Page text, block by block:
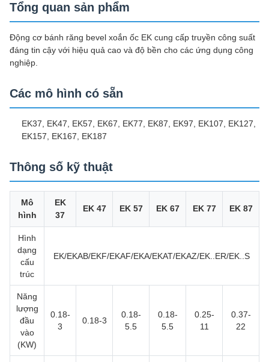
Tổng quan sản phẩm
Động cơ bánh răng bevel xoắn ốc EK cung cấp truyền công suất
đáng tin cậy với hiệu quả cao và độ bền cho các ứng dụng công
nghiệp.
Các mô hình có sẵn
EK37, EK47, EK57, EK67, EK77, EK87, EK97, EK107, EK127,
EK157, EK167, EK187
Thông số kỹ thuật
Mô
hình
EK
37
EK 47 EK 57 EK 67 EK 77 EK 87
Hình
dạng
cấu
trúc
EK/EKAB/EKF/EKAF/EKA/EKAT/EKAZ/EK..ER/EK..S
Năng
lượng
đầu
vào
(KW)
0.18-
3
0.18-3
0.18-
5.5
0.18-
5.5
0.25-
11
0.37-
22